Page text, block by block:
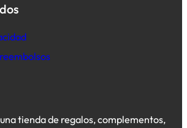
tienda de regalos, complementos,